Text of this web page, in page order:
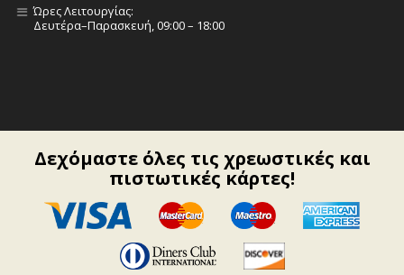
Ώρες Λειτουργίας:
Δευτέρα–Παρασκευή, 09:00 – 18:00
Δεχόμαστε όλες τις χρεωστικές και
πιστωτικές κάρτες!